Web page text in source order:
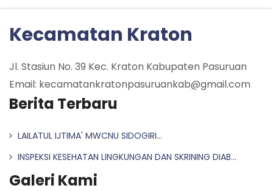
Kecamatan Kraton
Jl. Stasiun No. 39 Kec. Kraton Kabupaten Pasuruan
Email: kecamatankratonpasuruankab@gmail.com
Berita Terbaru
LAILATUL IJTIMA' MWCNU SIDOGIRI...
INSPEKSI KESEHATAN LINGKUNGAN DAN SKRINING DIAB...
Galeri Kami